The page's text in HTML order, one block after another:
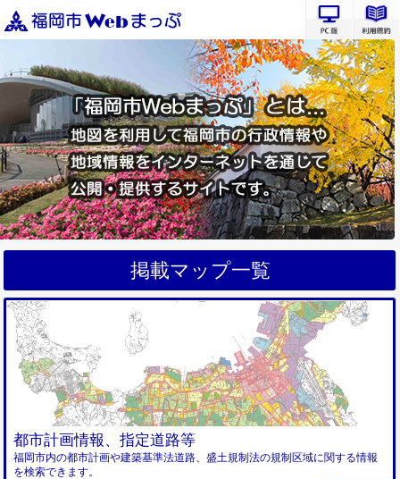
PC版サ
掲載マップ一覧
都市計画情報、指定道路等
福岡市内の都市計画や建築基準法道路、盛土規制法の規制区域に関する情報
を検索できます。